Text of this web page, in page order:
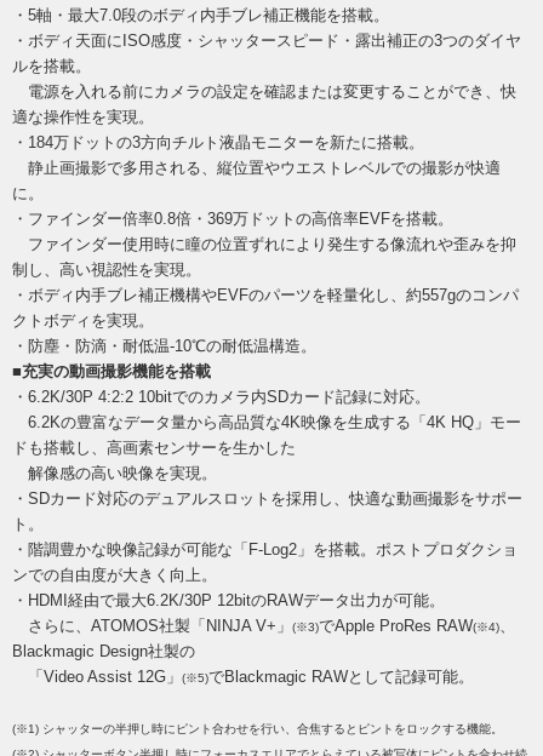
・5軸・最大7.0段のボディ内手ブレ補正機能を搭載。
・ボディ天面にISO感度・シャッタースピード・露出補正の3つのダイヤ
ルを搭載。
電源を入れる前にカメラの設定を確認または変更することができ、快
適な操作性を実現。
・184万ドットの3方向チルト液晶モニターを新たに搭載。
静止画撮影で多用される、縦位置やウエストレベルでの撮影が快適
に。
・ファインダー倍率0.8倍・369万ドットの高倍率EVFを搭載。
ファインダー使用時に瞳の位置ずれにより発生する像流れや歪みを抑
制し、高い視認性を実現。
・ボディ内手ブレ補正機構やEVFのパーツを軽量化し、約557gのコンパ
クトボディを実現。
・防塵・防滴・耐低温-10℃の耐低温構造。
■充実の動画撮影機能を搭載
・6.2K/30P 4:2:2 10bitでのカメラ内SDカード記録に対応。
6.2Kの豊富なデータ量から高品質な4K映像を生成する「4K HQ」モー
ドも搭載し、高画素センサーを生かした
解像感の高い映像を実現。
・SDカード対応のデュアルスロットを採用し、快適な動画撮影をサポー
ト。
・階調豊かな映像記録が可能な「F-Log2」を搭載。ポストプロダクショ
ンでの自由度が大きく向上。
・HDMI経由で最大6.2K/30P 12bitのRAWデータ出力が可能。
さらに、ATOMOS社製「NINJA V+」
(※3)でApple ProRes RAW(※4)、
Blackmagic Design社製の
「Video Assist 12G」
(※5)でBlackmagic RAWとして記録可能。
(※1) シャッターの半押し時にピント合わせを行い、合焦するとピントをロックする機能。